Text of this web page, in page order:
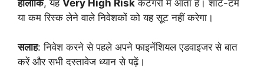
हालांकि, यह Very High Risk कैटेगरी में आता है। शॉर्ट-टर्म
या कम रिस्क लेने वाले निवेशकों को यह सूट नहीं करेगा।
सलाह: निवेश करने से पहले अपने फाइनेंशियल एडवाइजर से बात
करें और सभी दस्तावेज ध्यान से पढ़ें।